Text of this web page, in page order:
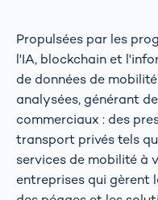
Propulsées par les
l'IA, blockchain et
de données de
analysées, générant
commerciaux : des
transport privés tels
services de mobilité à
entreprises qui gèrent